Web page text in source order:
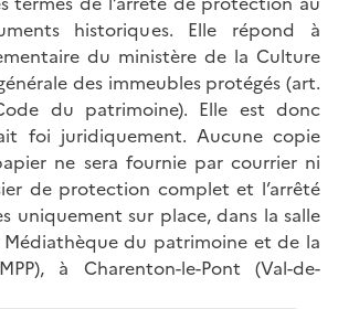
historiques. Elle répond à
du ministère de la Culture
des immeubles protégés (art.
du patrimoine). Elle est donc
foi juridiquement. Aucune copie
ne sera fournie par courrier ni
de protection complet et l’arrêté
uniquement sur place, dans la salle
du patrimoine et de la
à Charenton-le-Pont (Val-de-